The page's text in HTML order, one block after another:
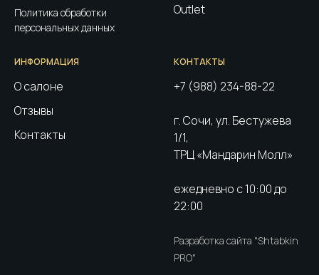
Политика обработки
персональных данных
Outlet
ИНФОРМАЦИЯ
О салоне
Отзывы
Контакты
КОНТАКТЫ
+7 (988) 234-88-22
г. Сочи, ул. Бестужева
1/1,
ТРЦ «Мандарин Молл»
ежедневно с 10:00 до
22:00
Разработка сайта "Shtabkin
PRO"